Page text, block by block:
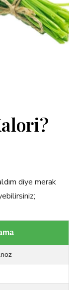
diye merak